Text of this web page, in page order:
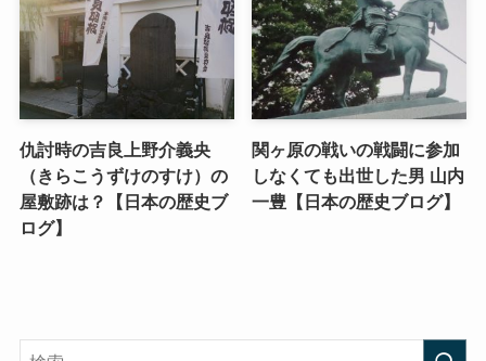
仇討時の吉良上野介義央
（きらこうずけのすけ）の
屋敷跡は？【日本の歴史ブ
ログ】
関ヶ原の戦いの戦闘に参加
しなくても出世した男 山内
一豊【日本の歴史ブログ】